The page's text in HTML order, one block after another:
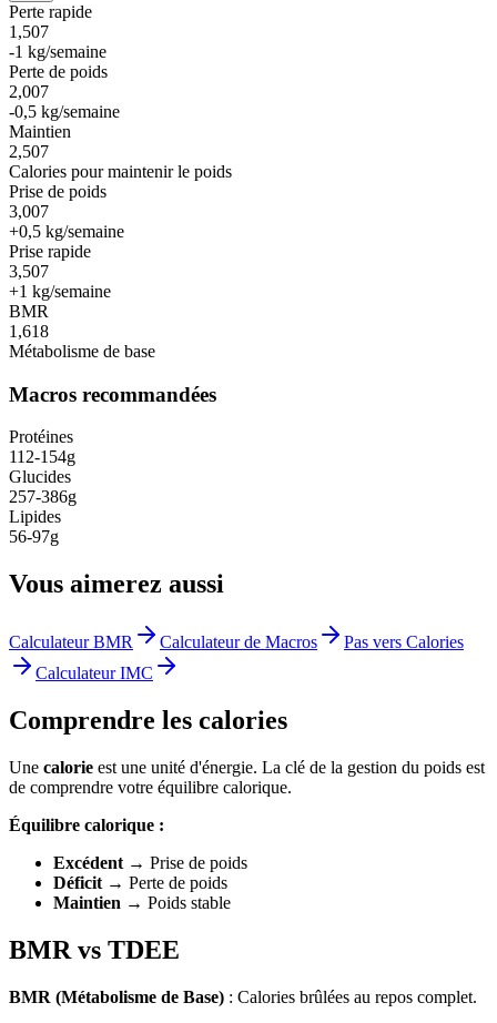
Perte rapide
1,507
-1 kg/semaine
Perte de poids
2,007
-0,5 kg/semaine
Maintien
2,507
Calories pour maintenir le poids
Prise de poids
3,007
+0,5 kg/semaine
Prise rapide
3,507
+1 kg/semaine
BMR
1,618
Métabolisme de base
Macros recommandées
Protéines
112-154g
Glucides
257-386g
Lipides
56-97g
Vous aimerez aussi
Calculateur BMR Calculateur de Macros
Pas vers Calories
Calculateur IMC
Comprendre les calories
Une calorie est une unité d'énergie. La clé de la gestion du poids est
de comprendre votre équilibre calorique.
Équilibre calorique :
Excédent → Prise de poids
Déficit → Perte de poids
Maintien → Poids stable
BMR vs TDEE
BMR (Métabolisme de Base) : Calories brûlées au repos complet.